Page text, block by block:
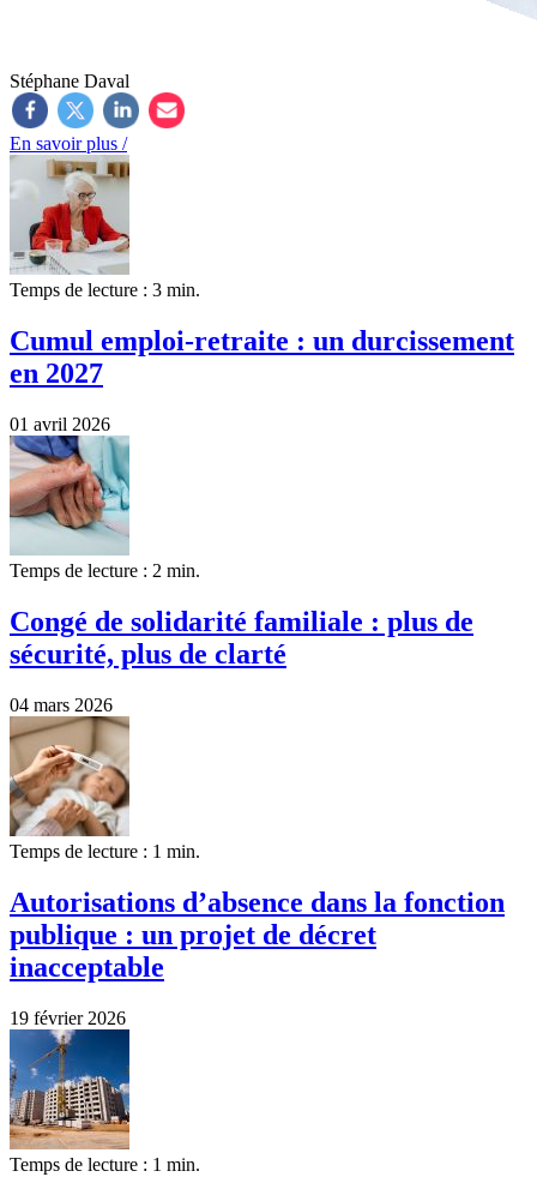
Stéphane Daval
En savoir plus /
Temps de lecture : 3 min.
Cumul emploi-retraite : un durcissement
en 2027
01 avril 2026
Temps de lecture : 2 min.
Congé de solidarité familiale : plus de
sécurité, plus de clarté
04 mars 2026
Temps de lecture : 1 min.
Autorisations d’absence dans la fonction
publique : un projet de décret
inacceptable
19 février 2026
Temps de lecture : 1 min.